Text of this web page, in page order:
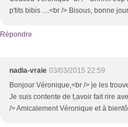
p'tits bibis ....<br /> Bisous, bonne
Répondre
nadia-vraie 03/03/2015 22:59
Bonjour Véronique,<br /> je les
Je suis contente de t,avoir fait rire
/> Amicalement Véronique et à